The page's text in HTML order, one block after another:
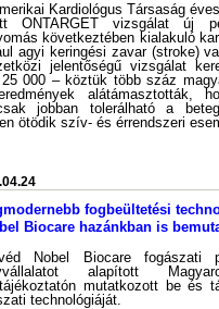
Kardiológus Társaság
ONTARGET vizsgálat új
következtében kialakuló
agyi keringési zavar (stroke)
jelentőségű vizsgálat
000 – köztük több száz
alátámasztották,
jobban tolerálható a
ötödik szív- és érrendszeri
fogbeültetési
Biocare hazánkban is
Nobel Biocare fogászati
alapított
mutatkozott be és
technológiáját.